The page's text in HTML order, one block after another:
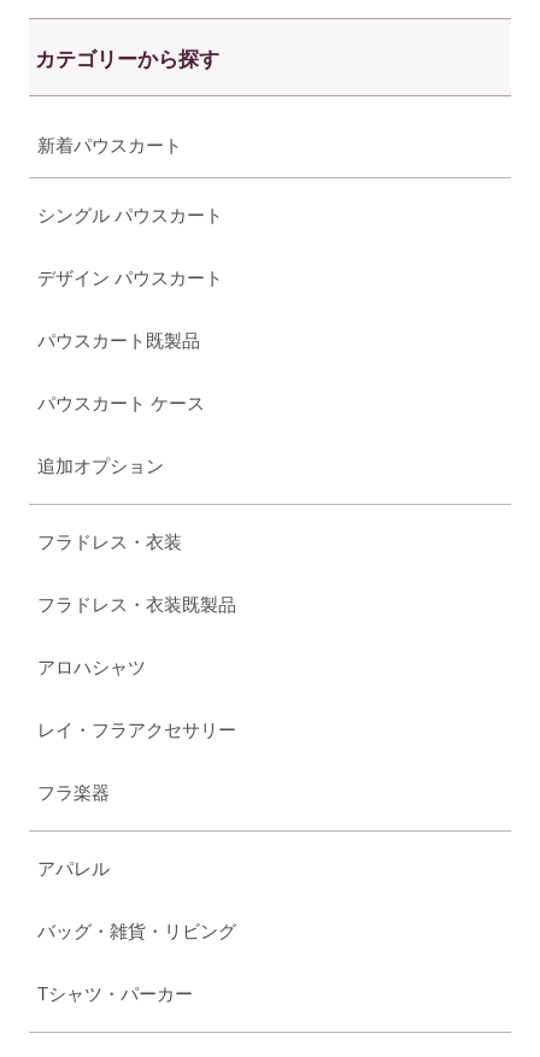
カテゴリーから探す
新着パウスカート
シングル パウスカート
デザイン パウスカート
パウスカート既製品
パウスカート ケース
追加オプション
フラドレス・衣装
フラドレス・衣装既製品
アロハシャツ
レイ・フラアクセサリー
フラ楽器
アパレル
バッグ・雑貨・リビング
Tシャツ・パーカー